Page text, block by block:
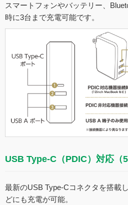
スマートフォンやバッテリー、
時に3台まで充電可能です。
USB Type-C（PDIC）対応（
最新のUSB Type-Cコネクタを搭載
どにも充電が可能。